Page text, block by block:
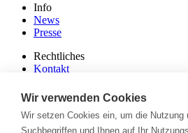
Info
News
Presse
Rechtliches
Kontakt
Datenschutz
Mitglieder Login
Wir verwenden Cookies
Wir setzen Cookies ein, um die
Suchbegriffen und Ihnen auf Ihr